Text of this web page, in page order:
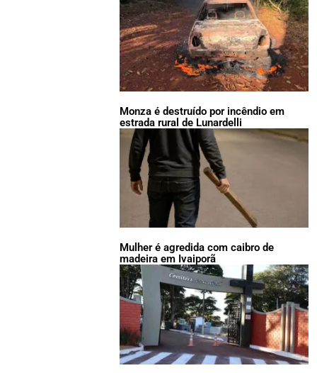
Monza é destruído por incêndio em
estrada rural de Lunardelli
Mulher é agredida com caibro de
madeira em Ivaiporã